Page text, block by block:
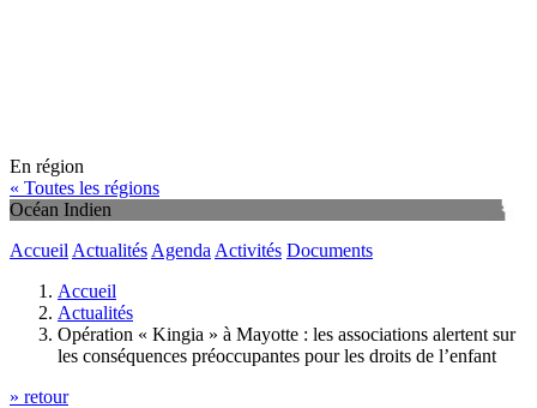
En région
« Toutes les régions
Océan Indien
Accueil Actualités Agenda Activités Documents
Accueil
Actualités
Opération « Kingia » à Mayotte : les associations alertent sur
les conséquences préoccupantes pour les droits de l’enfant
» retour